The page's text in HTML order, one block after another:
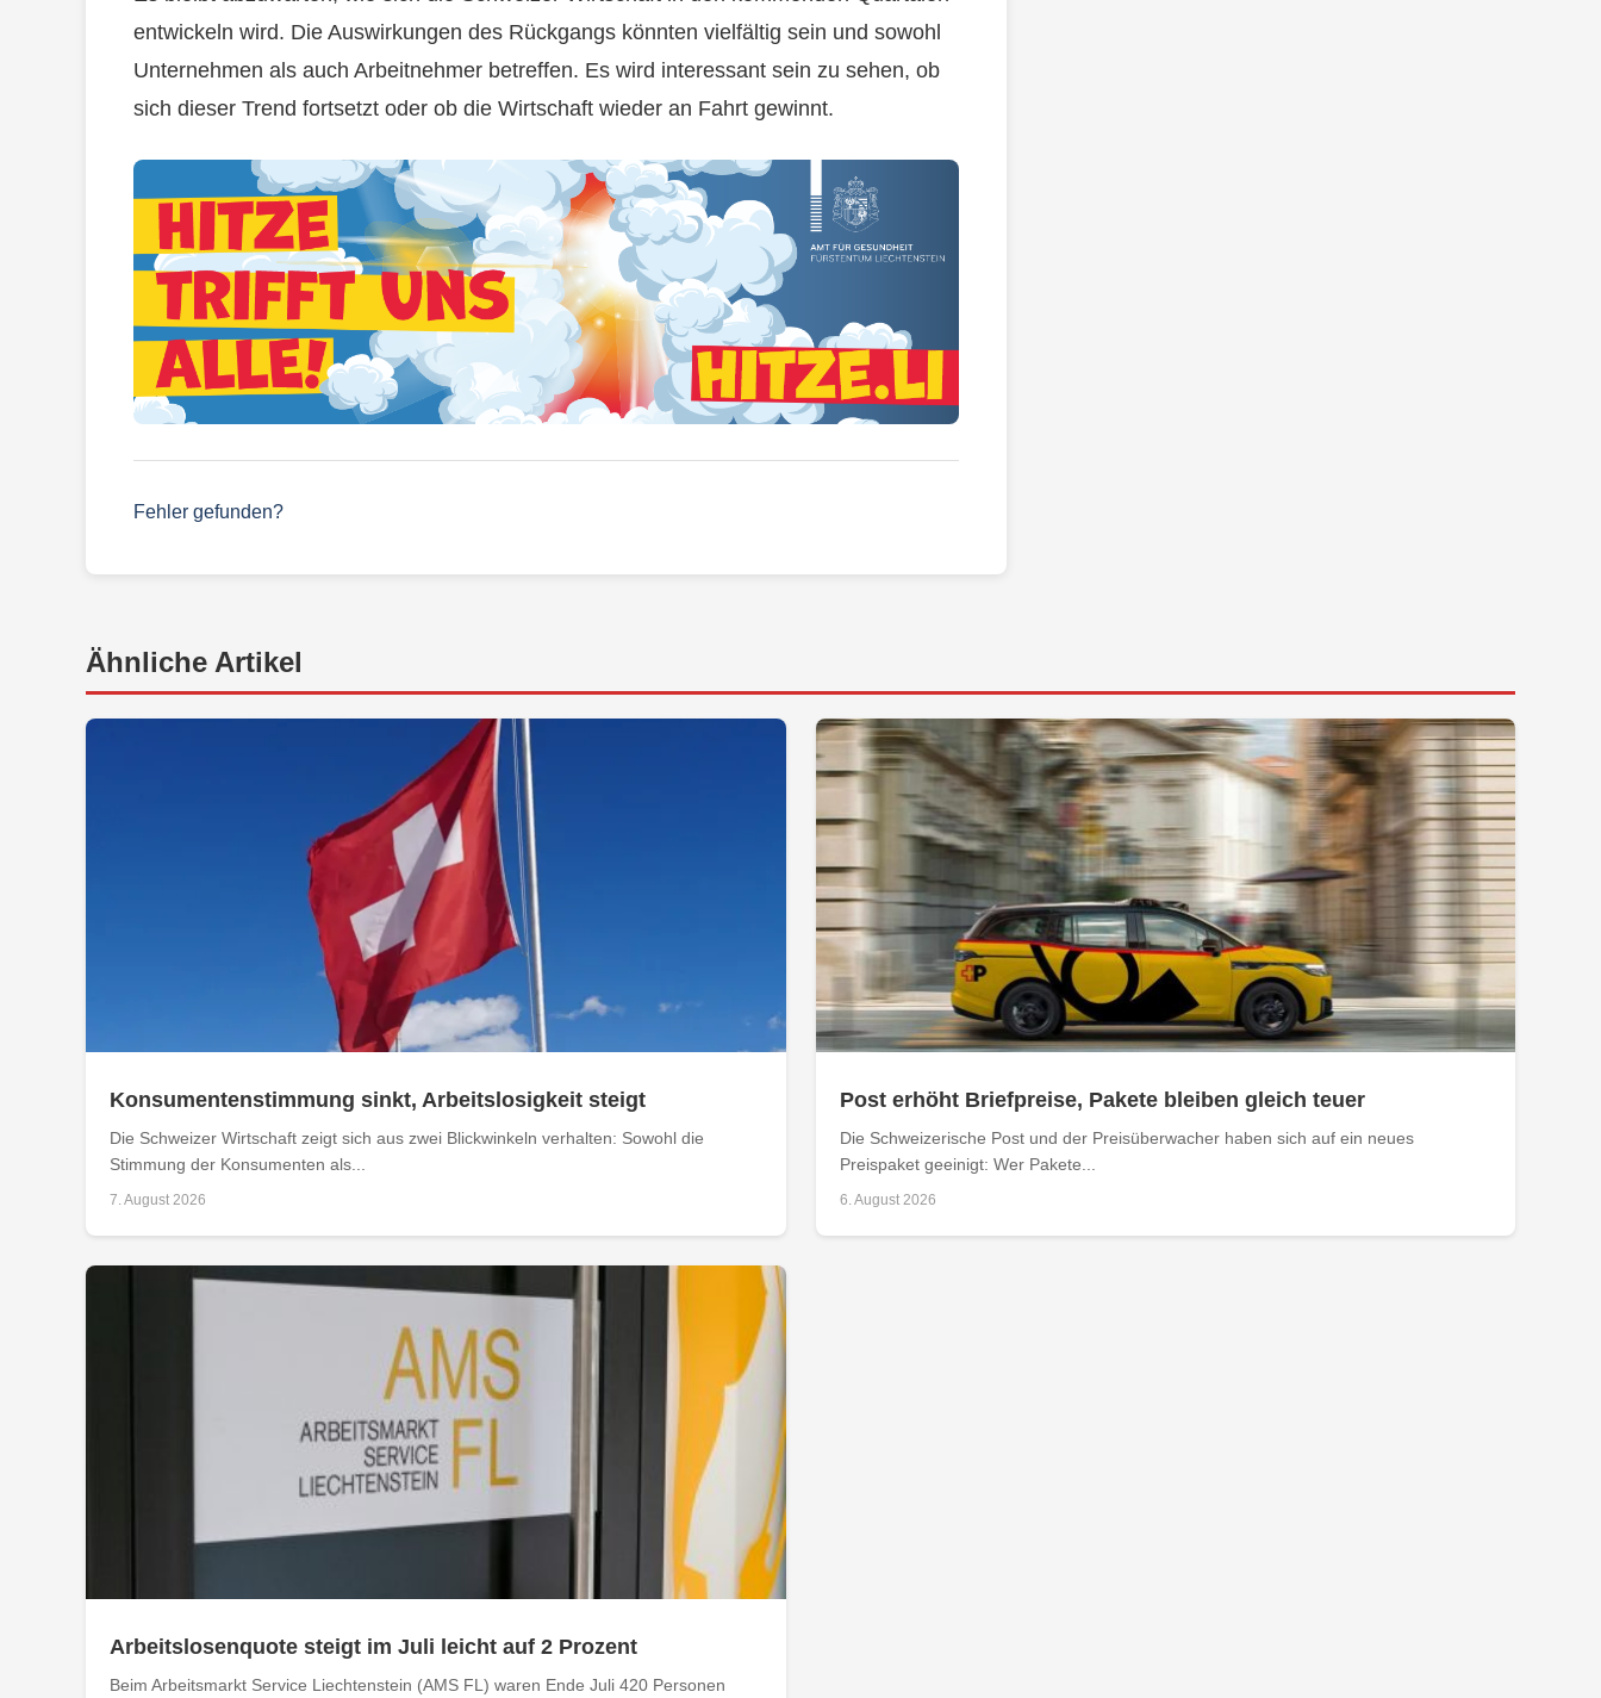
entwickeln wird. Die Auswirkungen des Rückgangs könnten vielfältig sein und sowohl
Unternehmen als auch Arbeitnehmer betreffen. Es wird interessant sein zu sehen, ob
sich dieser Trend fortsetzt oder ob die Wirtschaft wieder an Fahrt gewinnt.
Fehler gefunden?
Ähnliche Artikel
Konsumentenstimmung sinkt, Arbeitslosigkeit steigt
Die Schweizer Wirtschaft zeigt sich aus zwei Blickwinkeln verhalten: Sowohl die
Stimmung der Konsumenten als...
7. August 2026
Post erhöht Briefpreise, Pakete bleiben gleich teuer
Die Schweizerische Post und der Preisüberwacher haben sich auf ein neues
Preispaket geeinigt: Wer Pakete...
6. August 2026
Arbeitslosenquote steigt im Juli leicht auf 2 Prozent
Beim Arbeitsmarkt Service Liechtenstein (AMS FL) waren Ende Juli 420 Personen